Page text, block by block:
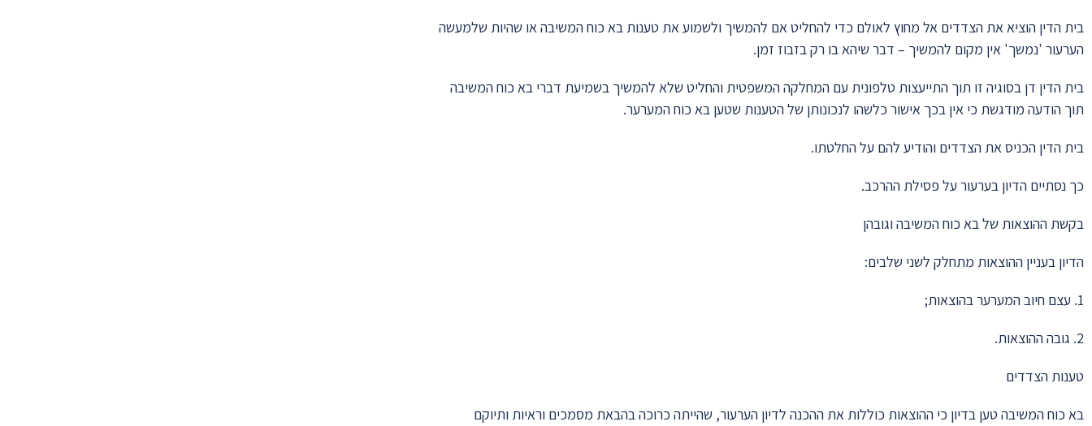
בית הדין הוציא את הצדדים אל מחוץ לאולם כדי להחליט אם להמשיך ולשמוע את טענות בא כוח המשיבה או שהיות שלמעשה
הערעור 'נמשך' אין מקום להמשיך – דבר שיהא בו רק בזבוז זמן.
בית הדין דן בסוגיה זו תוך התייעצות טלפונית עם המחלקה המשפטית והחליט שלא להמשיך בשמיעת דברי בא כוח המשיבה
תוך הודעה מודגשת כי אין בכך אישור כלשהו לנכונותן של הטענות שטען בא כוח המערער.
בית הדין הכניס את הצדדים והודיע להם על החלטתו.
כך נסתיים הדיון בערעור על פסילת ההרכב.
בקשת ההוצאות של בא כוח המשיבה וגובהן
הדיון בעניין ההוצאות מתחלק לשני שלבים:
1. עצם חיוב המערער בהוצאות;
2. גובה ההוצאות.
טענות הצדדים
בא כוח המשיבה טען בדיון כי ההוצאות כוללות את ההכנה לדיון הערעור, שהייתה כרוכה בהבאת מסמכים וראיות ותיוקם